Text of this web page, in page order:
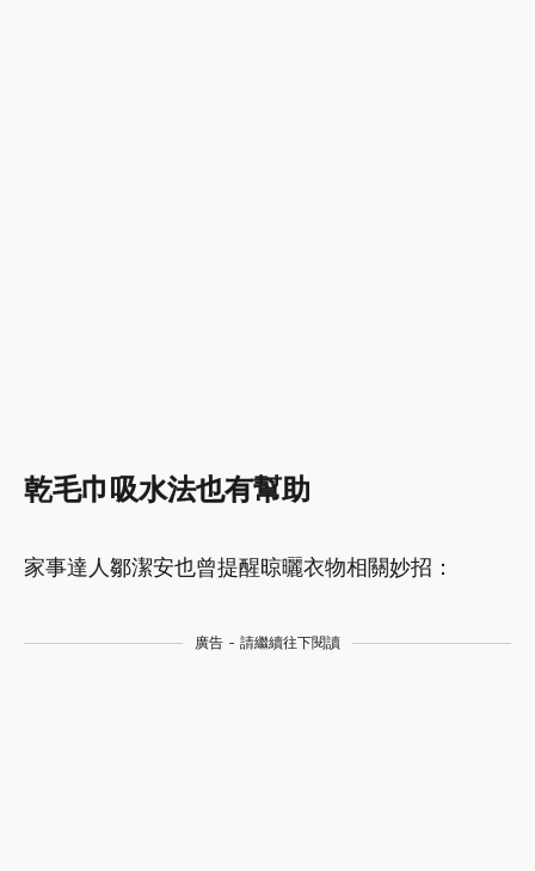
乾毛巾吸水法也有幫助
家事達人鄒潔安也曾提醒晾曬衣物相關妙招：
廣告 - 請繼續往下閱讀